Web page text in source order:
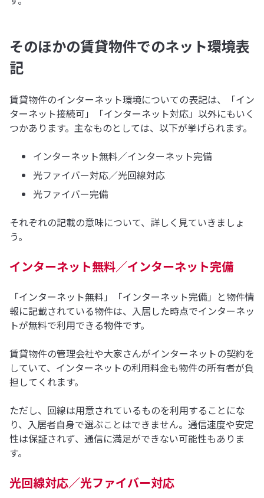
そのほかの賃貸物件でのネット環境表
記
賃貸物件のインターネット環境についての表記は、「イン
ターネット接続可」「インターネット対応」以外にもいく
つかあります。主なものとしては、以下が挙げられます。
インターネット無料／インターネット完備
光ファイバー対応／光回線対応
光ファイバー完備
それぞれの記載の意味について、詳しく見ていきましょ
う。
インターネット無料／インターネット完備
「インターネット無料」「インターネット完備」と物件情
報に記載されている物件は、入居した時点でインターネッ
トが無料で利用できる物件です。
賃貸物件の管理会社や大家さんがインターネットの契約を
していて、インターネットの利用料金も物件の所有者が負
担してくれます。
ただし、回線は用意されているものを利用することにな
り、入居者自身で選ぶことはできません。通信速度や安定
性は保証されず、通信に満足ができない可能性もありま
す。
光回線対応／光ファイバー対応